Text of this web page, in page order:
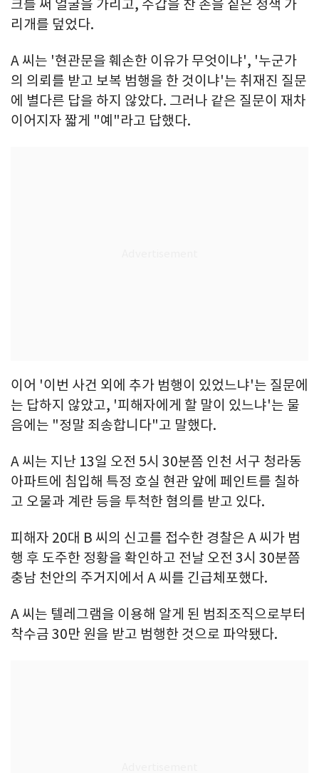
크를 써 얼굴을 가리고, 수갑을 찬 손을 짙은 청색 가
리개를 덮었다.
A 씨는 '현관문을 훼손한 이유가 무엇이냐', '누군가
의 의뢰를 받고 보복 범행을 한 것이냐'는 취재진 질문
에 별다른 답을 하지 않았다. 그러나 같은 질문이 재차
이어지자 짧게 "예"라고 답했다.
이어 '이번 사건 외에 추가 범행이 있었느냐'는 질문에
는 답하지 않았고, '피해자에게 할 말이 있느냐'는 물
음에는 "정말 죄송합니다"고 말했다.
A 씨는 지난 13일 오전 5시 30분쯤 인천 서구 청라동
아파트에 침입해 특정 호실 현관 앞에 페인트를 칠하
고 오물과 계란 등을 투척한 혐의를 받고 있다.
피해자 20대 B 씨의 신고를 접수한 경찰은 A 씨가 범
행 후 도주한 정황을 확인하고 전날 오전 3시 30분쯤
충남 천안의 주거지에서 A 씨를 긴급체포했다.
A 씨는 텔레그램을 이용해 알게 된 범죄조직으로부터
착수금 30만 원을 받고 범행한 것으로 파악됐다.